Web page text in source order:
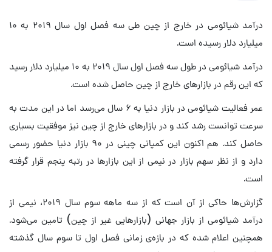
درآمد شیائومی در خارج از چین طی سه فصل اول سال ۲۰۱۹ به ۱۰
میلیارد دلار رسیده است.
درآمد شیائومی در طول سه فصل اول سال ۲۰۱۹ به ۱۰ میلیارد دلار رسید
که این رقم در بازارهای خارج از چین حاصل شده است.
عمر فعالیت شیائومی در بازار دنیا به ۶ سال می‌رسد اما در این مدت به
سرعت توانست رشد کند و در بازارهای خارج از چین نیز موفقیت بسیاری
حاصل کند. هم اکنون این کمپانی چینی در ۹۰ بازار دنیا حضور رسمی
دارد و از نظر سهم بازار در نیمی از این بازارها در رتبه پنجم قرار گرفته
است.
گزارش‌ها حاکی از آن است که از سه ماهه سوم سال ۲۰۱۹، نیمی از
درآمد شیائومی از بازار جهانی (بازارهایی غیر از چین) تامین می‌شود.
همچنین اعلام شده که در بازه‌ی زمانی فصل اول تا سوم سال گذشته